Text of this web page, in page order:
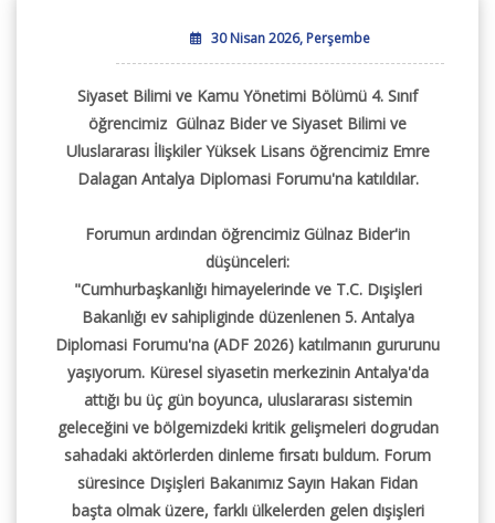
30 Nisan 2026, Perşembe
Siyaset Bilimi ve Kamu Yönetimi Bölümü 4. Sınıf
öğrencimiz Gülnaz Bider ve Siyaset Bilimi ve
Uluslararası İlişkiler Yüksek Lisans öğrencimiz Emre
Dalagan Antalya Diplomasi Forumu'na katıldılar.
Forumun ardından öğrencimiz Gülnaz Bider'in
düşünceleri:
"Cumhurbaşkanlığı himayelerinde ve T.C. Dışişleri
Bakanlığı ev sahipliginde düzenlenen 5. Antalya
Diplomasi Forumu'na (ADF 2026) katılmanın gururunu
yaşıyorum. Küresel siyasetin merkezinin Antalya'da
attığı bu üç gün boyunca, uluslararası sistemin
geleceğini ve bölgemizdeki kritik gelişmeleri dogrudan
sahadaki aktörlerden dinleme fırsatı buldum. Forum
süresince Dışişleri Bakanımız Sayın Hakan Fidan
başta olmak üzere, farklı ülkelerden gelen dışişleri